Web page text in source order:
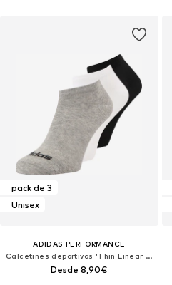
pack de 3
Unisex
ADIDAS PERFORMANCE
Calcetines deportivos 'Thin Linear Low-Cut'
Desde 8,90€